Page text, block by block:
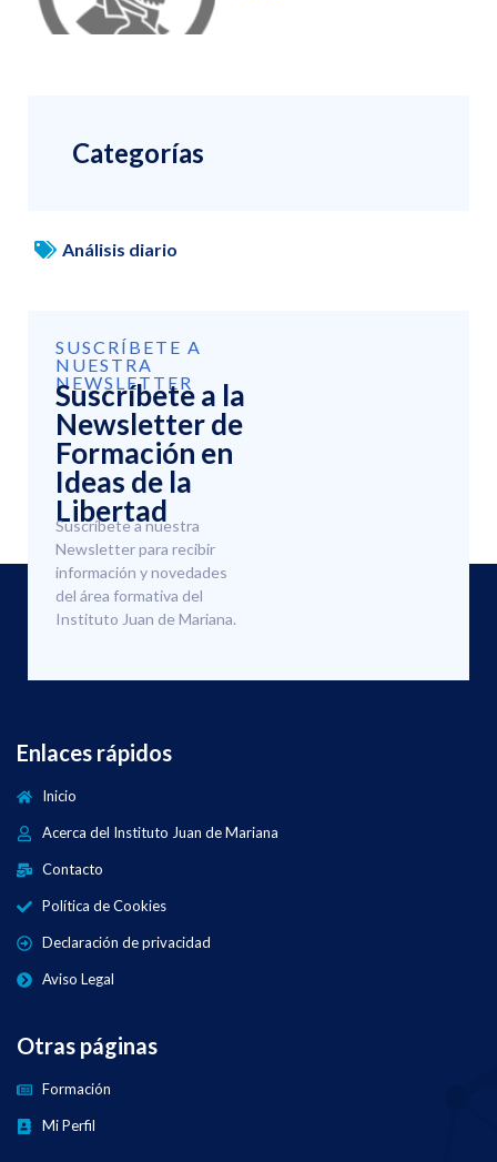
Categorías
Análisis diario
SUSCRÍBETE A
NUESTRA
NEWSLETTER
Suscríbete a la
Newsletter de
Formación en
Ideas de la
Libertad
Suscríbete a nuestra
Newsletter para recibir
información y novedades
del área formativa del
Instituto Juan de Mariana.
Enlaces rápidos
Inicio
Acerca del Instituto Juan de Mariana
Contacto
Política de Cookies
Declaración de privacidad
Aviso Legal
Otras páginas
Formación
Mi Perfil